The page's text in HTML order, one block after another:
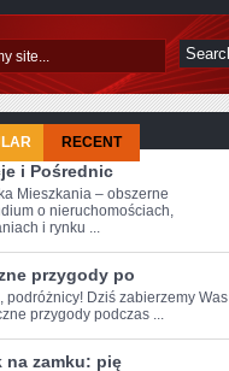
RECENT
i Pośrednic
Mieszkania – obszerne
o nieruchomościach,
i rynku ...
przygody po
podróżnicy! Dziś zabierzemy Was
przygody podczas ...
na zamku: pię